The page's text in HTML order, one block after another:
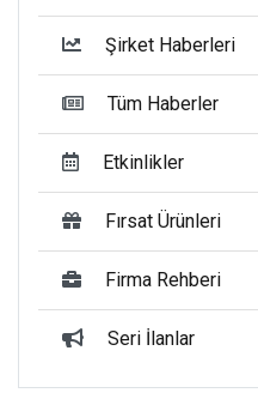
Şirket Haberleri
Tüm Haberler
Etkinlikler
Fırsat Ürünleri
Firma Rehberi
Seri İlanlar